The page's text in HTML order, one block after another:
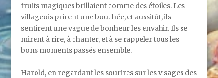
fruits magiques brillaient comme des étoiles. Les
villageois prirent une bouchée, et aussitôt, ils
sentirent une vague de bonheur les envahir. Ils se
mirent à rire, à chanter, et à se rappeler tous les
bons moments passés ensemble.
Harold, en regardant les sourires sur les visages des